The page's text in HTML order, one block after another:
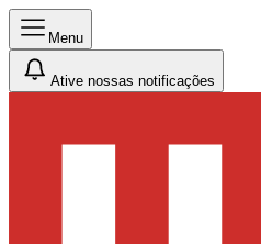
Menu
Ative nossas notificações